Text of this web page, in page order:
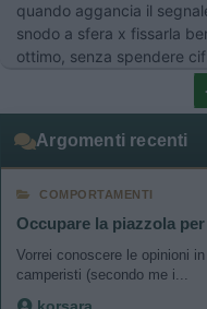
quando aggancia il
snodo a sfera x fissarla
ottimo, senza spendere
Argomenti recenti
COMPORTAMENTI
Occupare la piazzola
Vorrei conoscere le opinioni
camperisti (secondo me i...